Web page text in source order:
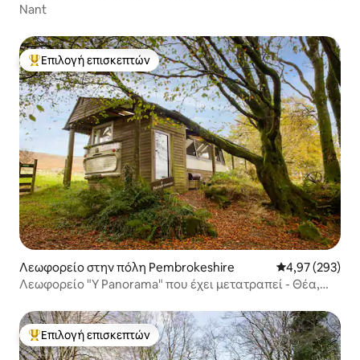
Nant
Κορυφαία επιλογή επισκεπτών
Επιλογή επισκεπτών
Λεωφορείο στην πόλη Pembrokeshire Μέση
4,97 (293)
Λεωφορείο "Y Panorama" που έχει μετατραπεί - Θέα,
Κορυφαία επιλογή επισκεπτών
Επιλογή επισκεπτών